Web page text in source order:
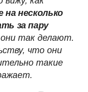
на несколько
за пару
так делают.
что они
такие